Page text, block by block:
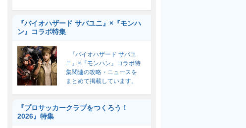
『バイオハザード サバユニ』×『モンハ
ン』コラボ特集
『バイオハザード サバユ
ニ』×『モンハン』コラボ特
集関連の攻略・ニュースを
まとめて掲載しています。
『プロサッカークラブをつくろう！
2026』特集